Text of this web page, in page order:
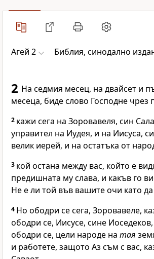
Агей 2 Библия, синодално
2 На седмия месец, на двайсет и
месеца, биде слово Господне чрез
2 кажи сега на Зоровавеля, син
управител на Иудея, и на Иисуса,
велик иерей, и на остатъка от
3 кой остана между вас, който е
предишната му слава, и какъв го
Не е ли той във вашите очи като
4 Но ободри се сега, Зоровавеле,
ободри се, Иисусе, сине
ободри се, цели народе на тая
и работете, защото Аз съм с вас,